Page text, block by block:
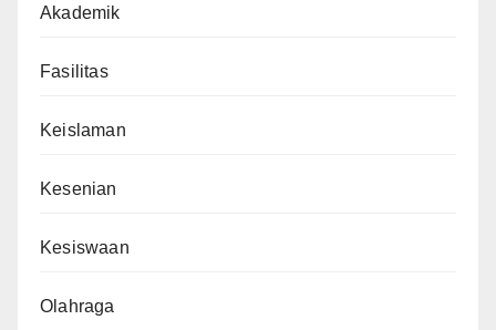
Akademik
Fasilitas
Keislaman
Kesenian
Kesiswaan
Olahraga